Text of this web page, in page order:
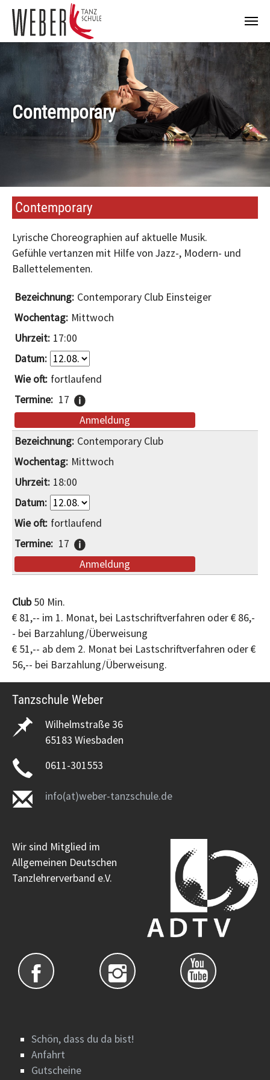
Zum Hauptinhalt springen
Contemporary
Contemporary
Lyrische Choreographien auf aktuelle Musik.
Gefühle vertanzen mit Hilfe von Jazz-, Modern- und
Ballettelementen.
Contemporary Club Einsteiger
Mittwoch
17:00
fortlaufend
17
Anmeldung
Contemporary Club
Mittwoch
18:00
fortlaufend
17
Anmeldung
Club50 Min.
€ 81,-- im 1. Monat, bei Lastschriftverfahren oder € 86,-
- bei Barzahlung/Überweisung
€ 51,-- ab dem 2. Monat bei Lastschriftverfahren oder €
56,-- bei Barzahlung/Überweisung.
Tanzschule Weber
Wilhelmstraße 36
65183 Wiesbaden
0611-301553
info(at)weber-tanzschule.de
Wir sind Mitglied im
Allgemeinen Deutschen
Tanzlehrerverband e.V.
Schön, dass du da bist!
Anfahrt
Gutscheine